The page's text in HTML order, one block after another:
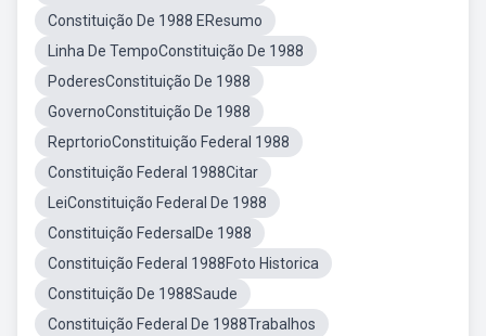
Constituição De 1988 EResumo
Linha De TempoConstituição De 1988
PoderesConstituição De 1988
GovernoConstituição De 1988
ReprtorioConstituição Federal 1988
Constituição Federal 1988Citar
LeiConstituição Federal De 1988
Constituição FedersalDe 1988
Constituição Federal 1988Foto Historica
Constituição De 1988Saude
Constituição Federal De 1988Trabalhos